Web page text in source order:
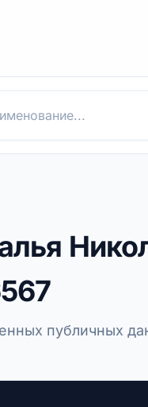
публичных